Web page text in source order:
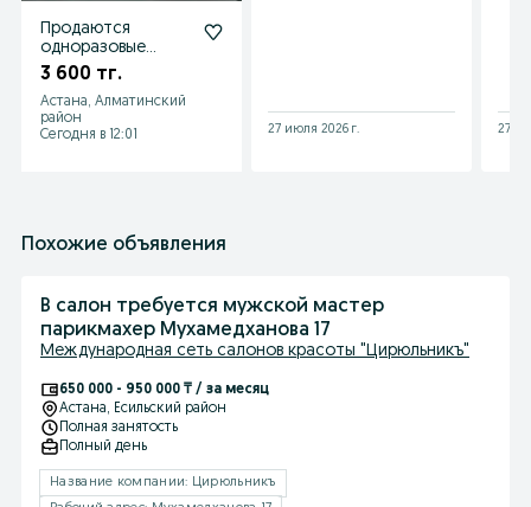
Продаются
одноразовые
полотенца в
рулоне Хлопок
35/70 от
производителя
3 600 тг.
Астана, Алматинский
район
Сегодня в 12:01
27 июля 2026 г. 27
Похожие объявления
В салон требуется мужской мастер
парикмахер Мухамедханова 17
Международная сеть салонов красоты "Цирюльникъ"
650 000 - 950 000 ₸ / за месяц
Астана, Есильский район
Полная занятость
Полный день
Название компании: Цирюльникъ